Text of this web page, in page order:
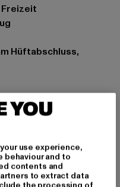
Freizeit
Hüftabschluss,
Baumwolle, 20%
YOU
use experience,
behaviour and to
contents and
to extract data